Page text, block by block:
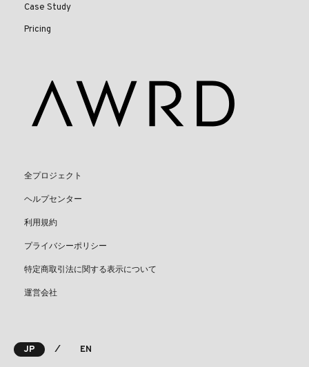
Case Study
Pricing
全プロジェクト
ヘルプセンター
利用規約
プライバシーポリシー
特定商取引法に関する表示について
運営会社
JP ⁄ EN